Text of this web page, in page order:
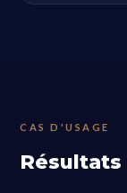
CAS D'USAGE
Résultats